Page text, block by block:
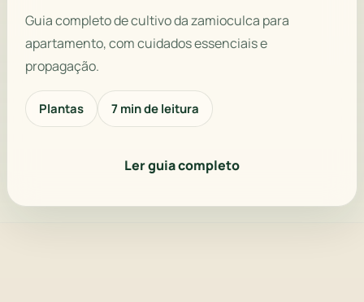
Guia completo de cultivo da zamioculca para
apartamento, com cuidados essenciais e
propagação.
Plantas 7 min de leitura
Ler guia completo